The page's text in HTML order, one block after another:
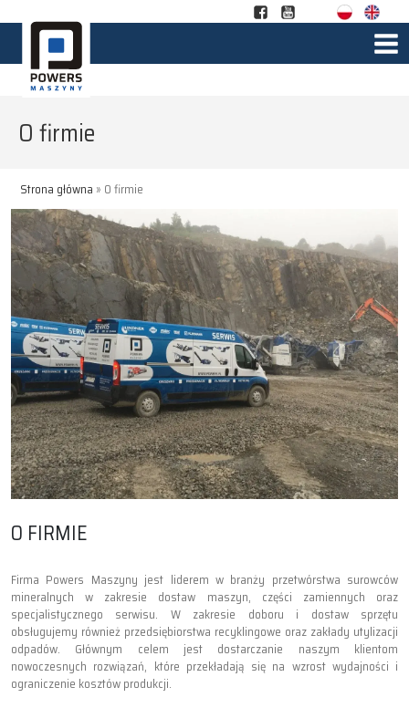
O firmie
Strona główna » O firmie
O FIRMIE
Firma Powers Maszyny jest liderem w branży przetwórstwa surowców
mineralnych w zakresie dostaw maszyn, części zamiennych oraz
specjalistycznego serwisu. W zakresie doboru i dostaw sprzętu
obsługujemy również przedsiębiorstwa recyklingowe oraz zakłady utylizacji
odpadów. Głównym celem jest dostarczanie naszym klientom
nowoczesnych rozwiązań, które przekładają się na wzrost wydajności i
ograniczenie kosztów produkcji.